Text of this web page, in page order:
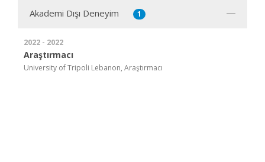
Akademi Dışı Deneyim 1
2022 - 2022
Araştırmacı
University of Tripoli Lebanon, Araştırmacı